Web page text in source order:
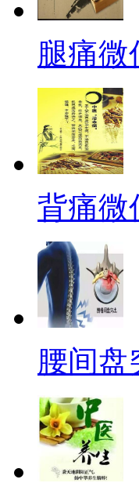
腿痛微
背痛微
腰间盘